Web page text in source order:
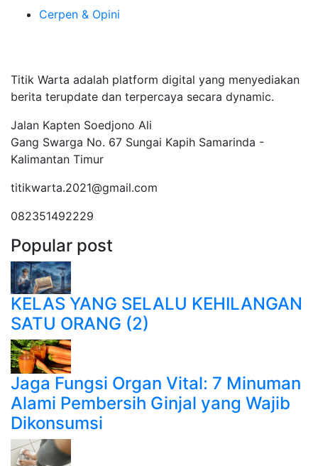
Cerpen & Opini
Titik Warta adalah platform digital yang menyediakan
berita terupdate dan terpercaya secara dynamic.
Jalan Kapten Soedjono Ali
Gang Swarga No. 67 Sungai Kapih Samarinda -
Kalimantan Timur
titikwarta.2021@gmail.com
082351492229
Popular post
KELAS YANG SELALU KEHILANGAN
SATU ORANG (2)
Jaga Fungsi Organ Vital: 7 Minuman
Alami Pembersih Ginjal yang Wajib
Dikonsumsi